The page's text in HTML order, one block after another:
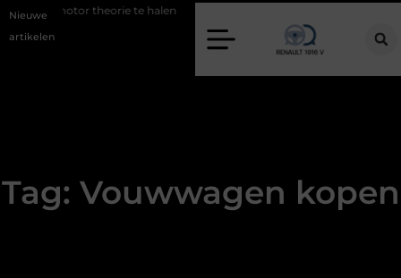
Nieuwe
artikelen
om je motor theorie te halen
Tag: Vouwwagen kopen